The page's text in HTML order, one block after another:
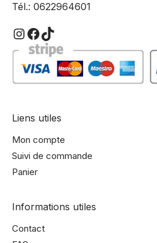
Tél.: 0622964601
Instagram
Facebook
TikTok
Liens utiles
Mon compte
Suivi de commande
Panier
Informations utiles
Contact